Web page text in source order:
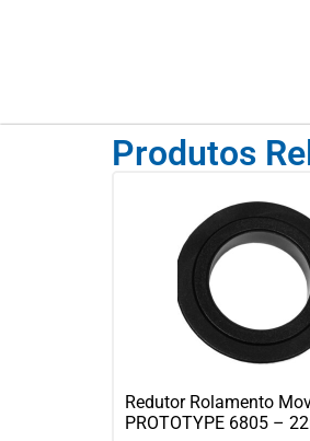
Produtos
Redutor Rolamento
PROTOTYPE 6805 –